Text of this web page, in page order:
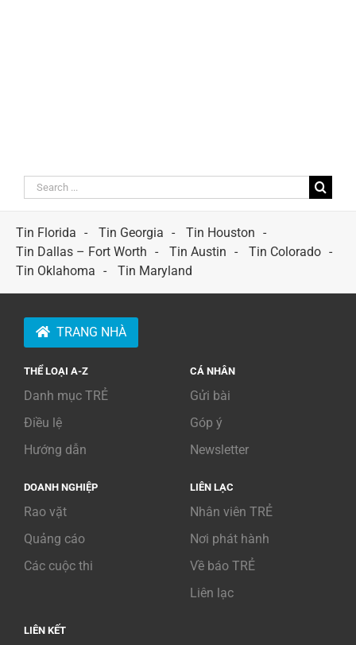
Search
for:
Tin Florida
Tin Georgia
Tin Houston
Tin Dallas – Fort Worth
Tin Austin
Tin Colorado
Tin Oklahoma
Tin Maryland
TRANG NHÀ
THỂ LOẠI A-Z
Danh mục TRẺ
Điều lệ
Hướng dẫn
CÁ NHÂN
Gửi bài
Góp ý
Newsletter
DOANH NGHIỆP
Rao vặt
Quảng cáo
Các cuộc thi
LIÊN LẠC
Nhân viên TRẺ
Nơi phát hành
Về báo TRẺ
Liên lạc
LIÊN KẾT